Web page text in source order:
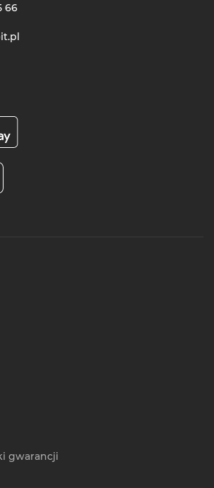
66
gwarancji